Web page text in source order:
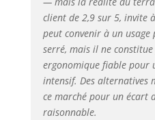
surfaces
tapis. Deux
verrouillables
stabilité
pratique pour
dynamique
Avec sa
client de 2,9 sur 5, invite
peut convenir à un
serré, mais il ne
ergonomique fiable pour
intensif. Des alternatives
ce marché pour un écart
raisonnable.